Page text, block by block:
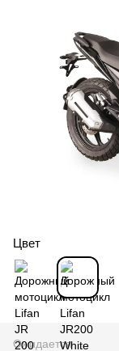
Цвет
Ожидается